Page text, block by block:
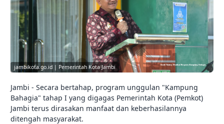
jambikota.go.id | Pemerintah Kota Jambi
Jambi - Secara bertahap, program unggulan "Kampung
Bahagia" tahap I yang digagas Pemerintah Kota (Pemkot)
Jambi terus dirasakan manfaat dan keberhasilannya
ditengah masyarakat.